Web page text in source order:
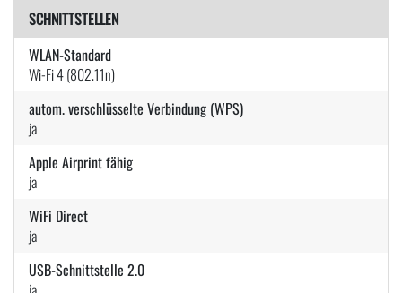
SCHNITTSTELLEN
WLAN-Standard
Wi-Fi 4 (802.11n)
autom. verschlüsselte Verbindung (WPS)
ja
Apple Airprint fähig
ja
WiFi Direct
ja
USB-Schnittstelle 2.0